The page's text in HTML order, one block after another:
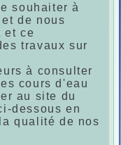
souhaiter à
de nous
et ce
travaux sur
à consulter
cours d'eau
au site du
dessous en
qualité de nos